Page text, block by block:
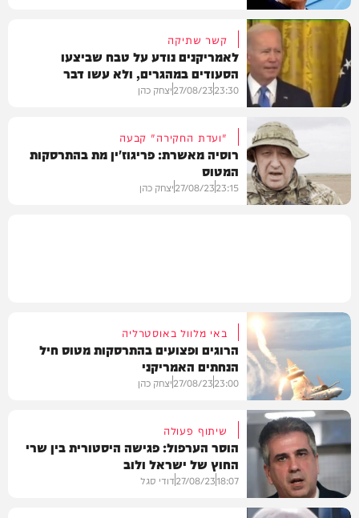
חדשות
חדשות
קשר שתיקה
לאמריקנים נודע על טבח שביצעו
הסעודים במהגרים, ולא עשו דבר
23:30
27/08/23יצחק כהן
"ועדת החקירה" קבעה
רוסיה מאשרת: פריגוז'ין מת בהתרסקות
המטוס
23:15
27/08/23יצחק כהן
בעולם
באי מלוול באוסטרליה
הרוגים ופצועים בהתרסקות מטוס חיל
הנחתים האמריקני
23:00
27/08/23יצחק כהן
שיתוף פעולה
הוסר הערפול: פגישה היסטורית בין שרי
החוץ של ישראל ולוב
18:07
27/08/23דודי סגל